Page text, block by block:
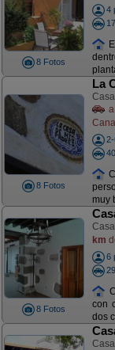
8 Fotos
4
8 Fotos
La
a
muy
8 Fotos
km
6
con
dos